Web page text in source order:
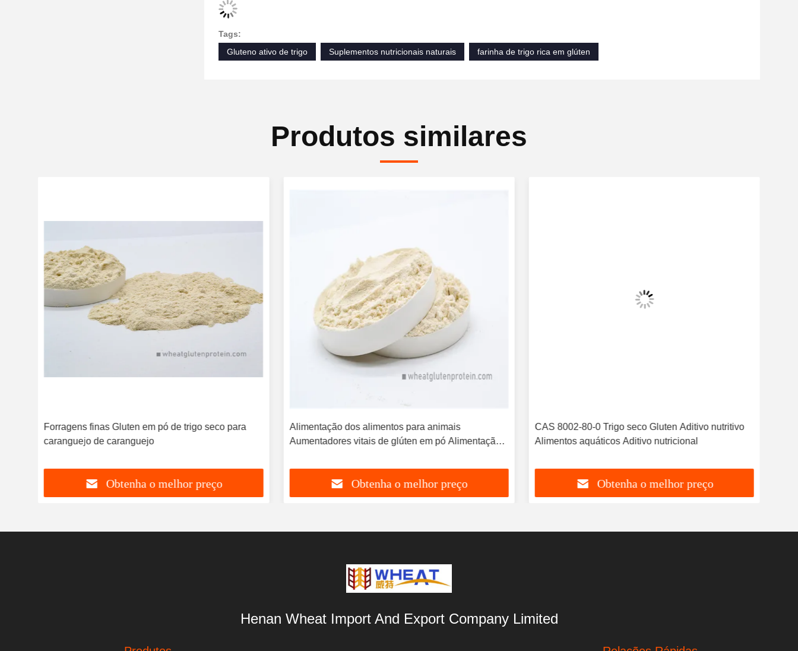
Tags:
Gluteno ativo de trigo
Suplementos nutricionais naturais farinha de trigo rica em glúten
Produtos similares
Forragens finas Gluten em pó de trigo seco para
caranguejo de caranguejo
Obtenha o melhor preço
Alimentação dos alimentos para animais
Aumentadores vitais de glúten em pó Alimentação
Aplicação
Obtenha o melhor preço
CAS 8002-80-0 Trigo seco Gluten Aditivo nutritivo
Alimentos aquáticos Aditivo nutricional
Obtenha o melhor preço
Henan Wheat Import And Export Company Limited